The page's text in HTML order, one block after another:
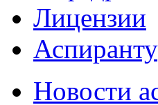
Лицензии
Новости